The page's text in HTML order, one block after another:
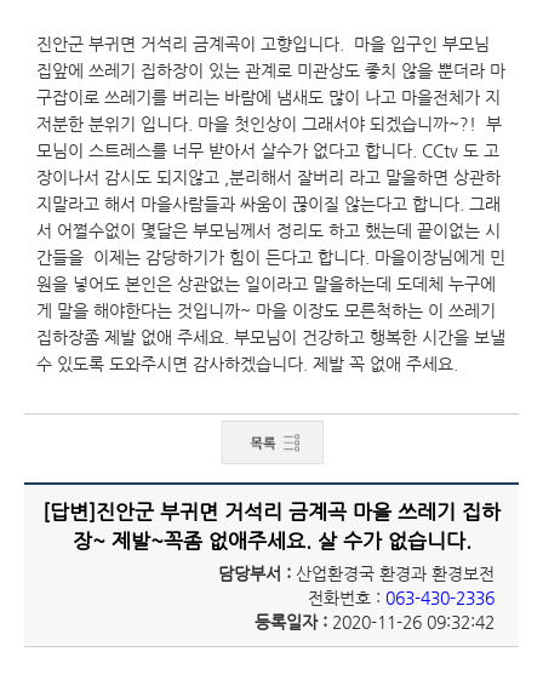
진안군 부귀면 거석리 금계곡이 고향입니다. 마을 입구인 부모님
집앞에 쓰레기 집하장이 있는 관계로 미관상도 좋치 않을 뿐더라 마
구잡이로 쓰레기를 버리는 바람에 냄새도 많이 나고 마을전체가 지
저분한 분위기 입니다. 마을 첫인상이 그래서야 되겠습니까~?! 부
모님이 스트레스를 너무 받아서 살수가 없다고 합니다. CCtv 도 고
장이나서 감시도 되지않고 ,분리해서 잘버리 라고 말을하면 상관하
지말라고 해서 마을사람들과 싸움이 끊이질 않는다고 합니다. 그래
서 어쩔수없이 몇달은 부모님께서 정리도 하고 했는데 끝이없는 시
간들을 이제는 감당하기가 힘이 든다고 합니다. 마을이장님에게 민
원을 넣어도 본인은 상관없는 일이라고 말을하는데 도데체 누구에
게 말을 해야한다는 것입니까~ 마을 이장도 모른척하는 이 쓰레기
집하장좀 제발 없애 주세요. 부모님이 건강하고 행복한 시간을 보낼
수 있도록 도와주시면 감사하겠습니다. 제발 꼭 없애 주세요.
[답변]진안군 부귀면 거석리 금계곡 마을 쓰레기 집하
장~ 제발~꼭좀 없애주세요. 살 수가 없습니다.
담당부서 : 산업환경국 환경과 환경보전
전화번호 : 063-430-2336
등록일자 : 2020-11-26 09:32:42